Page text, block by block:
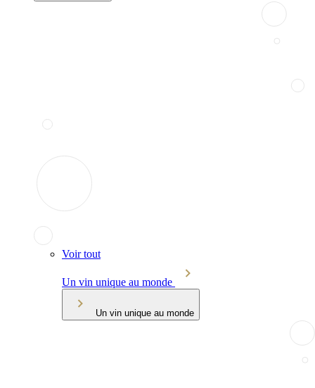
Voir tout
Un vin unique au monde
Un vin unique au monde